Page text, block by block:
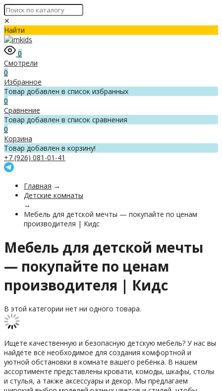
✕
Найти
0
Смотрели
0
Избранное
Товар добавлен в список избранных
0
Сравнение
Товар добавлен в список сравнения
0
Корзина
Товар добавлен в корзину!
+7 (926) 081-01-41
Главная →
Детские комнаты
→
Мебель для детской мечты — покупайте по ценам
производителя | Кидс
Мебель для детской мечты
— покупайте по ценам
производителя | Кидс
В этой категории нет ни одного товара.
Ищете качественную и безопасную детскую мебель? У нас вы
найдёте всё необходимое для создания комфортной и
уютной обстановки в комнате вашего ребёнка. В нашем
ассортименте представлены кровати, комоды, шкафы, столы
и стулья, а также аксессуары и декор. Мы предлагаем